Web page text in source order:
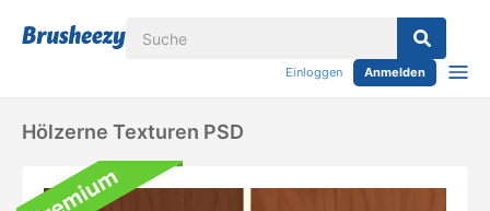
Einloggen Anmelden
Hölzerne Texturen PSD